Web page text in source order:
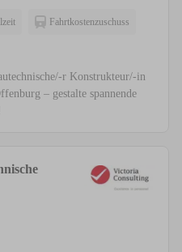
Fahrtkostenzuschuss
r Konstrukteur/-in
– gestalte spannende